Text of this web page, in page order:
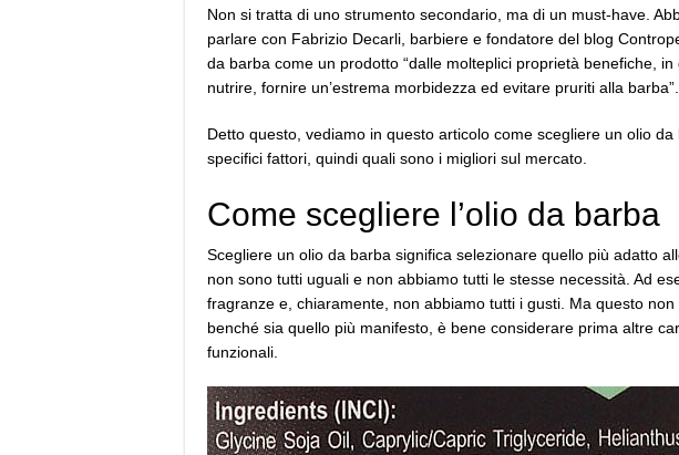
Non si tratta di uno strumento secondario, ma di un must-have.
parlare con Fabrizio Decarli, barbiere e fondatore del blog
da barba come un prodotto “dalle molteplici proprietà benefiche, in
nutrire, fornire un’estrema morbidezza ed evitare pruriti alla barba”.
Detto questo, vediamo in questo articolo come scegliere un olio
specifici fattori, quindi quali sono i migliori sul mercato.
Come scegliere l’olio da barba
Scegliere un olio da barba significa selezionare quello più adatto
non sono tutti uguali e non abbiamo tutti le stesse necessità. Ad
fragranze e, chiaramente, non abbiamo tutti i gusti. Ma questo
benché sia quello più manifesto, è bene considerare prima altre
funzionali.